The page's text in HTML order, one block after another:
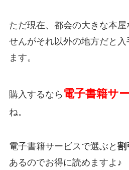
ただ現在、都会の大きな本
せんがそれ以外の地方だと
ます。
購入するなら 電子書籍サ
ね。
電子書籍サービスで選ぶと 割
あるのでお得に読めますよ♪